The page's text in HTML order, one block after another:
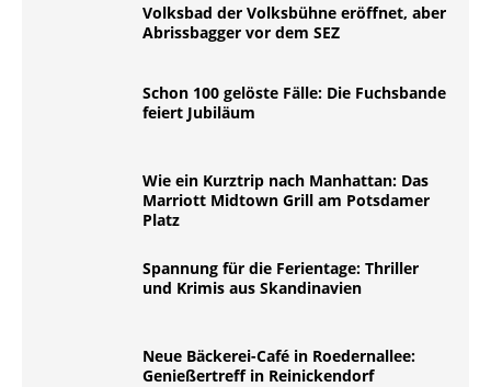
Volksbad der Volksbühne eröffnet, aber
Abrissbagger vor dem SEZ
Schon 100 gelöste Fälle: Die Fuchsbande
feiert Jubiläum
Wie ein Kurztrip nach Manhattan: Das
Marriott Midtown Grill am Potsdamer
Platz
Spannung für die Ferientage: Thriller
und Krimis aus Skandinavien
Neue Bäckerei-Café in Roedernallee:
Genießertreff in Reinickendorf